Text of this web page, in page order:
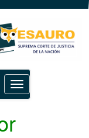
Toggle
navigation